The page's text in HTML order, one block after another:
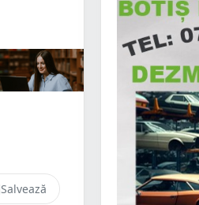
Salvează